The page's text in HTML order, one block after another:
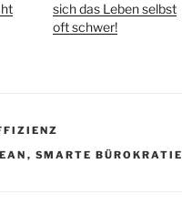
sich das Leben selbst
oft schwer!
, SMARTE BÜROKRATIE